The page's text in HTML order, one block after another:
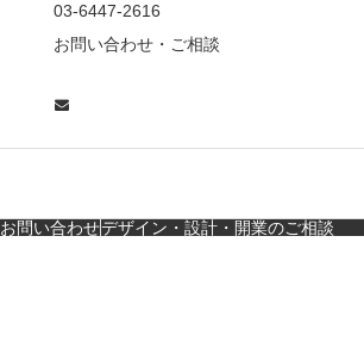
な店舗デザイン
料理・個室の距離感か
03-6447-2616
お問い合わせ・ご相談
お問い合わせデザイン・設計・開業のご相談